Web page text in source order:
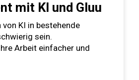
mit KI und Gluu
KI in bestehende
sein.
Arbeit einfacher und